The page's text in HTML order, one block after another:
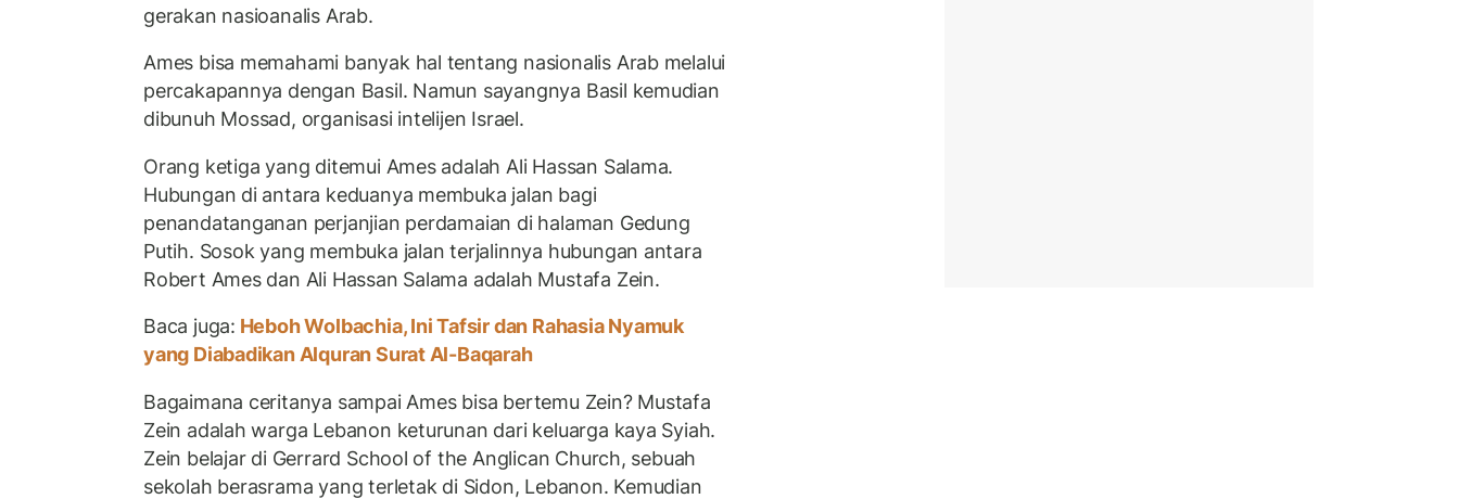
gerakan nasioanalis Arab.
Ames bisa memahami banyak hal tentang nasionalis Arab melalui
percakapannya dengan Basil. Namun sayangnya Basil kemudian
dibunuh Mossad, organisasi intelijen Israel.
Orang ketiga yang ditemui Ames adalah Ali Hassan Salama.
Hubungan di antara keduanya membuka jalan bagi
penandatanganan perjanjian perdamaian di halaman Gedung
Putih. Sosok yang membuka jalan terjalinnya hubungan antara
Robert Ames dan Ali Hassan Salama adalah Mustafa Zein.
Baca juga: Heboh Wolbachia, Ini Tafsir dan Rahasia Nyamuk
yang Diabadikan Alquran Surat Al-Baqarah
Bagaimana ceritanya sampai Ames bisa bertemu Zein? Mustafa
Zein adalah warga Lebanon keturunan dari keluarga kaya Syiah.
Zein belajar di Gerrard School of the Anglican Church, sebuah
sekolah berasrama yang terletak di Sidon, Lebanon. Kemudian